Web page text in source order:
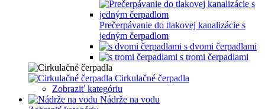
Prečerpávanie do tlakovej kanalizácie s
jedným čerpadlom
s dvomi čerpadlami
s tromi čerpadlami
Cirkulačné čerpadla
Zobraziť kategóriu
Nádrže na vodu